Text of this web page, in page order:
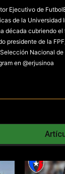
Ejecutivo de
de la Universidad
década cubriendo
presidente de la
Nacional
en @erjusinoa